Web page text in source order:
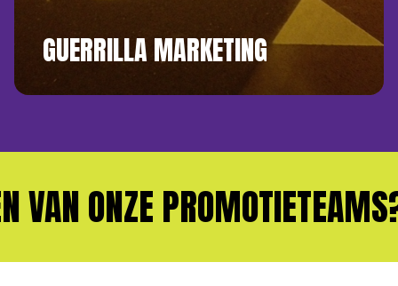
GUERRILLA MARKETING
ONZE PROMOTIETEAMS?